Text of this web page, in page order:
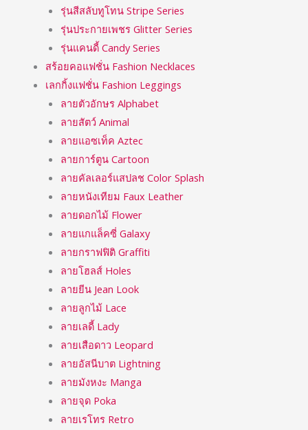
รุ่นสีสลับทูโทน Stripe Series
รุ่นประกายเพชร Glitter Series
รุ่นแคนดี้ Candy Series
สร้อยคอแฟชั่น Fashion Necklaces
เลกกิ้งแฟชั่น Fashion Leggings
ลายตัวอักษร Alphabet
ลายสัตว์ Animal
ลายแอซเท็ค Aztec
ลายการ์ตูน Cartoon
ลายคัลเลอร์แสปลช Color Splash
ลายหนังเทียม Faux Leather
ลายดอกไม้ Flower
ลายแกแล็คซี่ Galaxy
ลายกราฟฟิติ Graffiti
ลายโฮลส์ Holes
ลายยีน Jean Look
ลายลูกไม้ Lace
ลายเลดี้ Lady
ลายเสือดาว Leopard
ลายอัสนีบาต Lightning
ลายมังหงะ Manga
ลายจุด Poka
ลายเรโทร Retro